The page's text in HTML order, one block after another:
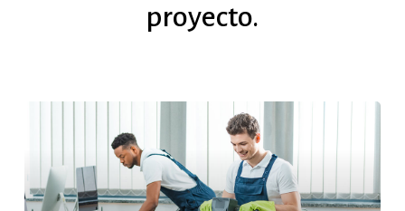
proyecto.